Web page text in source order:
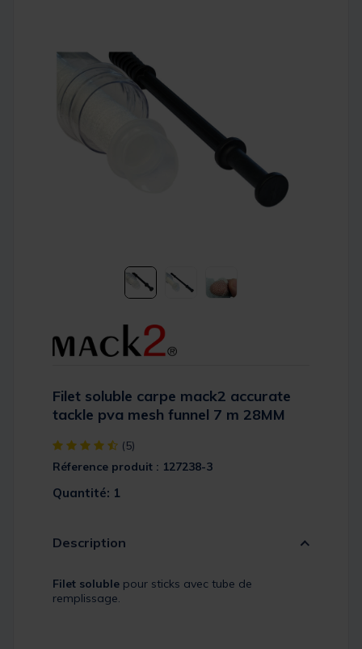
Filet soluble carpe mack2 accurate
tackle pva mesh funnel 7 m 28MM
[object Object] out of 5 Customer Rating
(5)
Réference produit : 127238-3
Quantité: 1
Description
Filet soluble pour sticks avec tube de
remplissage.